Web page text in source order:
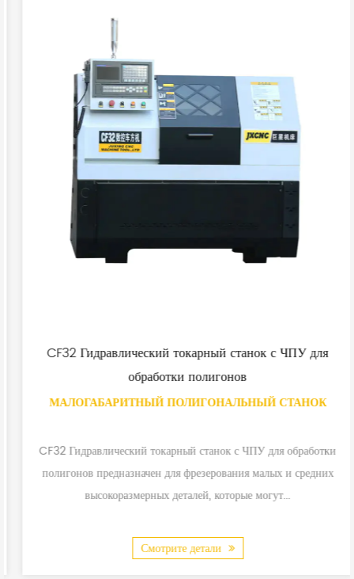
CF32 Гидравлический токарный станок с ЧПУ для
обработки полигонов
МАЛОГАБАРИТНЫЙ ПОЛИГОНАЛЬНЫЙ СТАНОК
CF32 Гидравлический токарный станок с ЧПУ для обработки
полигонов предназначен для фрезерования малых и средних
высокоразмерных деталей, которые могут...
Смотрите детали